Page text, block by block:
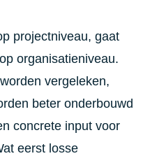
projectniveau, gaat
organisatieniveau.
vergeleken,
beter onderbouwd
concrete input voor
eerst losse